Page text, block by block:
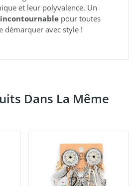
et leur polyvalence. Un
pour toutes
démarquer avec style !
Dans La Même